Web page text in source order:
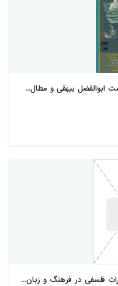
ابوالفضل بیهقی و مطال...
فلسفی در فرهنگ و زبان...